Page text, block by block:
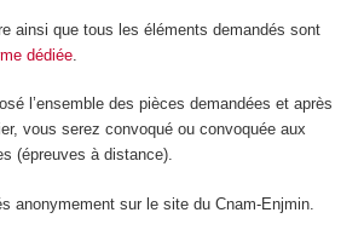
ainsi que tous les éléments demandés sont
dédiée.
l’ensemble des pièces demandées et après
vous serez convoqué ou convoquée aux
(épreuves à distance).
anonymement sur le site du Cnam-Enjmin.